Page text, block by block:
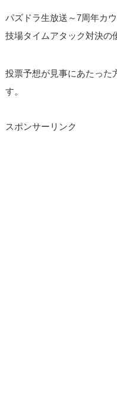
パズドラ生放送～7周年カ
技場タイムアタック対決の
投票予想が見事にあたった
す。
スポンサーリンク